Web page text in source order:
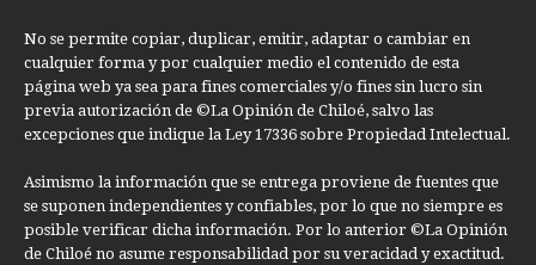
No se permite copiar, duplicar, emitir, adaptar o cambiar en
cualquier forma y por cualquier medio el contenido de esta
página web ya sea para fines comerciales y/o fines sin lucro sin
previa autorización de ©La Opinión de Chiloé, salvo las
excepciones que indique la Ley 17336 sobre Propiedad Intelectual.
Asimismo la información que se entrega proviene de fuentes que
se suponen independientes y confiables, por lo que no siempre es
posible verificar dicha información. Por lo anterior ©La Opinión
de Chiloé no asume responsabilidad por su veracidad y exactitud.